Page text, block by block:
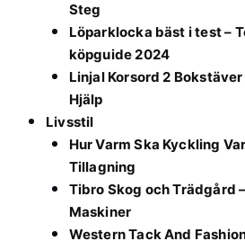
Steg
Löparklocka bäst i test –
köpguide 2024
Linjal Korsord 2
Hjälp
Livsstil
Hur Varm Ska Kyckling
Tillagning
Tibro Skog och Trädgård
Maskiner
Western Tack And